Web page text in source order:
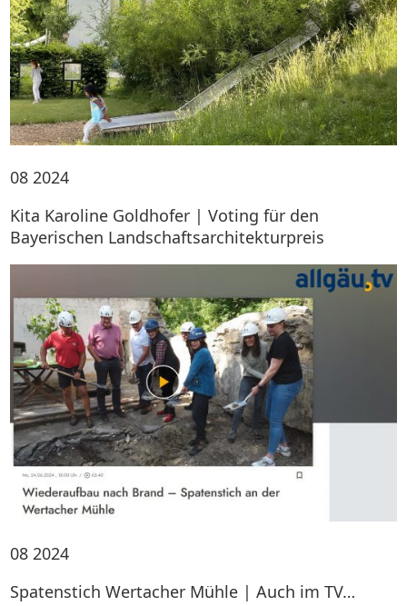
08 2024
Kita Karoline Goldhofer | Voting für den
Bayerischen Landschaftsarchitekturpreis
08 2024
Spatenstich Wertacher Mühle | Auch im TV…